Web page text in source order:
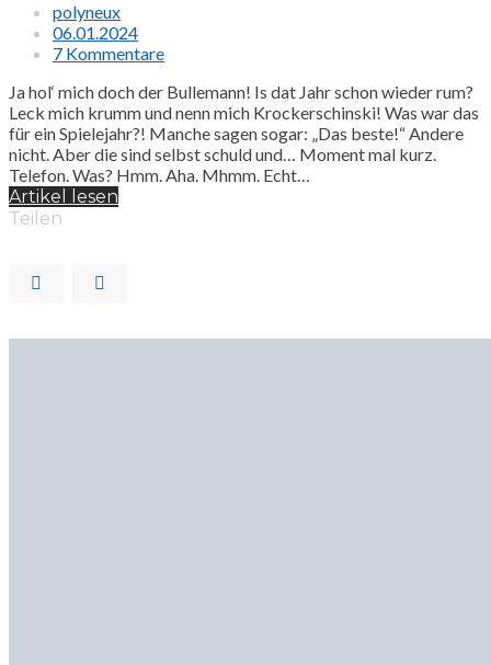
polyneux
06.01.2024
7 Kommentare
Ja hol‘ mich doch der Bullemann! Is dat Jahr schon wieder rum?
Leck mich krumm und nenn mich Krockerschinski! Was war das
für ein Spielejahr?! Manche sagen sogar: „Das beste!“ Andere
nicht. Aber die sind selbst schuld und… Moment mal kurz.
Telefon. Was? Hmm. Aha. Mhmm. Echt…
Artikel lesen
Teilen